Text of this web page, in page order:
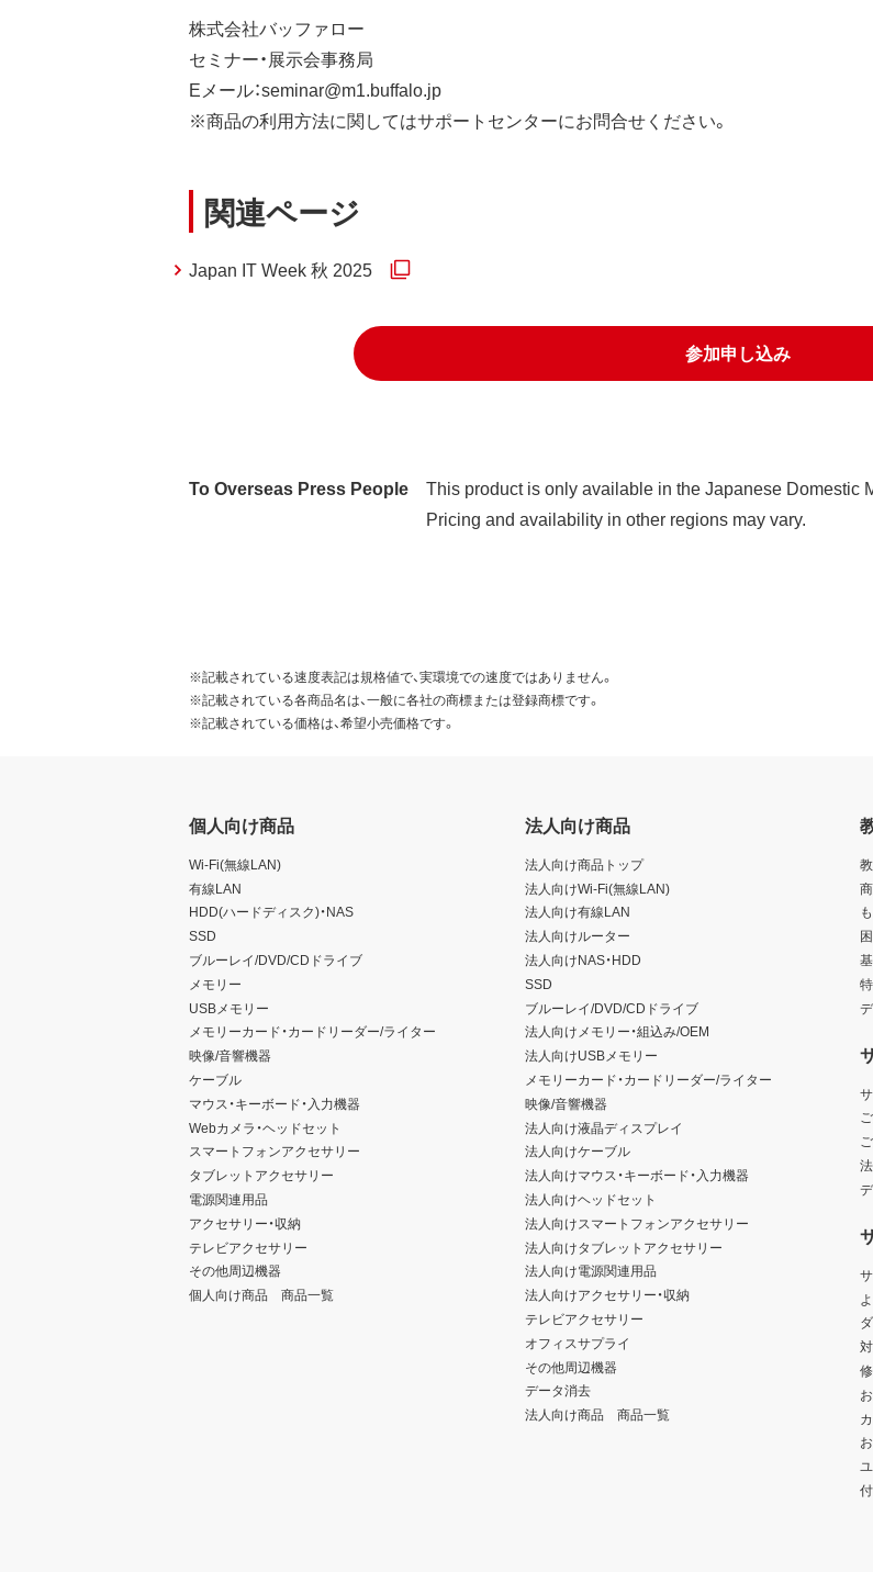
株式会社バッファロー
セミナー・展示会事務局
Eメール：seminar@m1.buffalo.jp
※商品の利用方法に関してはサポートセンターにお問合せください。
関連ページ
Japan IT Week 秋 2025
参加申し込み
To Overseas Press People
This product is only available in the Japanese Domestic
Pricing and availability in other regions may vary.
※記載されている速度表記は規格値で、実環境での速度ではありません。
※記載されている各商品名は、一般に各社の商標または登録商標です。
※記載されている価格は、希望小売価格です。
個人向け商品
Wi-Fi(無線LAN)
有線LAN
HDD(ハードディスク)・NAS
SSD
ブルーレイ/DVD/CDドライブ
メモリー
USBメモリー
メモリーカード・カードリーダー/ライター
映像/音響機器
ケーブル
マウス・キーボード・入力機器
Webカメラ・ヘッドセット
スマートフォンアクセサリー
タブレットアクセサリー
電源関連用品
アクセサリー・収納
テレビアクセサリー
その他周辺機器
個人向け商品 商品一覧
法人向け商品
法人向け商品トップ
法人向けWi-Fi(無線LAN)
法人向け有線LAN
法人向けルーター
法人向けNAS・HDD
SSD
ブルーレイ/DVD/CDドライブ
法人向けメモリー・組込み/OEM
法人向けUSBメモリー
メモリーカード・カードリーダー/ライター
映像/音響機器
法人向け液晶ディスプレイ
法人向けケーブル
法人向けマウス・キーボード・入力機器
法人向けヘッドセット
法人向けスマートフォンアクセサリー
法人向けタブレットアクセサリー
法人向け電源関連用品
法人向けアクセサリー・収納
テレビアクセサリー
オフィスサプライ
その他周辺機器
データ消去
法人向け商品 商品一覧